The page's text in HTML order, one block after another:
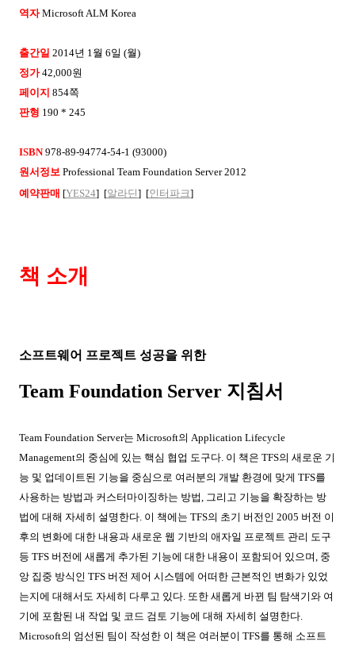
역자 Microsoft ALM Korea
출간일 2014년 1월 6일 (월)
정가 42,000원
페이지 854쪽
판형 190 * 245
ISBN978-89-94774-54-1 (93000)
원서정보 Professional Team Foundation Server 2012
예약판매 [YES24] [알라딘] [인터파크]
책 소개
소프트웨어 프로젝트 성공을 위한
Team Foundation Server 지침서
Team Foundation Server는 Microsoft의 Application Lifecycle
Management의 중심에 있는 핵심 협업 도구다. 이 책은 TFS의 새로운 기
능 및 업데이트된 기능을 중심으로 여러분의 개발 환경에 맞게 TFS를
사용하는 방법과 커스터마이징하는 방법, 그리고 기능을 확장하는 방
법에 대해 자세히 설명한다. 이 책에는 TFS의 초기 버전인 2005 버전 이
후의 변화에 대한 내용과 새로운 웹 기반의 애자일 프로젝트 관리 도구
등 TFS 버전에 새롭게 추가된 기능에 대한 내용이 포함되어 있으며, 중
앙 집중 방식인 TFS 버전 제어 시스템에 어떠한 근본적인 변화가 있었
는지에 대해서도 자세히 다루고 있다. 또한 새롭게 바뀐 팀 탐색기와 여
기에 포함된 내 작업 및 코드 검토 기능에 대해 자세히 설명한다.
Microsoft의 엄선된 팀이 작성한 이 책은 여러분이 TFS를 통해 소프트